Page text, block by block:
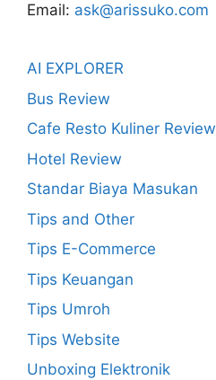
Email: ask@arissuko.com
AI EXPLORER
Bus Review
Cafe Resto Kuliner Review
Hotel Review
Standar Biaya Masukan
Tips and Other
Tips E-Commerce
Tips Keuangan
Tips Umroh
Tips Website
Unboxing Elektronik